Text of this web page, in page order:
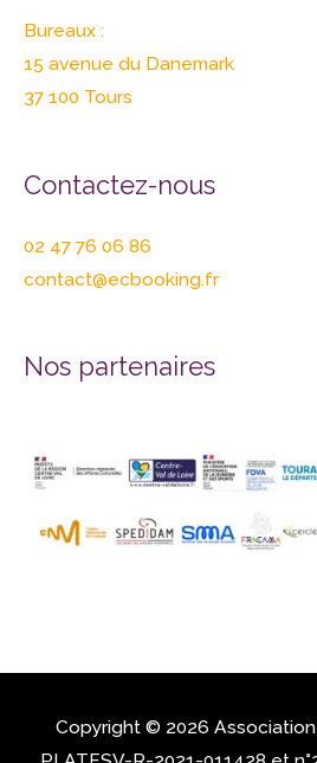
Bureaux :
15 avenue du Danemark
37 100 Tours
Contactez-nous
02 47 76 06 86
contact@ecbooking.fr
Nos partenaires
Copyright © 2026 Association